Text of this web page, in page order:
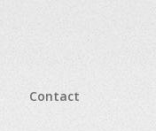
Contact